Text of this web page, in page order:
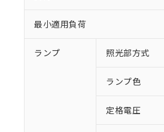
最小適用負荷
ランプ 照光部方式
ランプ色
定格電圧